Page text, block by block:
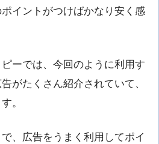
イントがつけばかなり安く感
ーでは、今回のように利用す
がたくさん紹介されていて、
。
で、広告をうまく利用してポイ